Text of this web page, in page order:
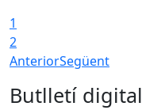
1
2
AnteriorSegüent
Butlletí digital